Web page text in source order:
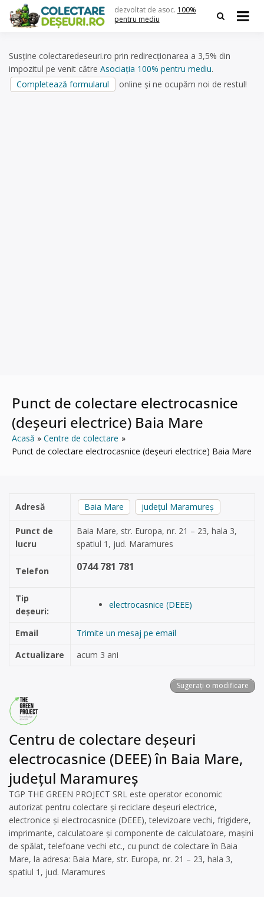
content
dezvoltat de asoc. 100%
pentru mediu
Susține colectaredeseuri.ro prin redirecționarea a 3,5% din
impozitul pe venit către Asociația 100% pentru mediu.
Completează formularul
online și ne ocupăm noi de restul!
Punct de colectare electrocasnice
(deșeuri electrice) Baia Mare
Acasă
Centre de colectare
Punct de colectare electrocasnice (deșeuri electrice) Baia Mare
Adresă Baia Mare județul Maramureș
Punct de
lucru
Baia Mare, str. Europa, nr. 21 – 23, hala 3,
spatiul 1, jud. Maramures
Telefon 0744 781 781
Tip
deșeuri:
electrocasnice (DEEE)
Email
Trimite un mesaj pe email
Actualizare
acum 3 ani
Sugerați o modificare
Centru de colectare deșeuri
electrocasnice (DEEE) în Baia Mare,
județul Maramureș
TGP THE GREEN PROJECT SRL este operator economic
autorizat pentru colectare și reciclare deșeuri electrice,
electronice și electrocasnice (DEEE), televizoare vechi, frigidere,
imprimante, calculatoare și componente de calculatoare, mașini
de spălat, telefoane vechi etc., cu punct de colectare în Baia
Mare, la adresa: Baia Mare, str. Europa, nr. 21 – 23, hala 3,
spatiul 1, jud. Maramures